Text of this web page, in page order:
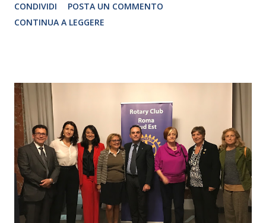
CRISTINA PEZZOLI
CONDIVIDI
POSTA UN COMMENTO
CONTINUA A LEGGERE